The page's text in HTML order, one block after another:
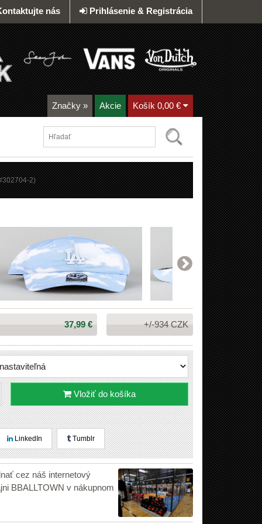
Prihlásenie & Registrácia
nás
Značky » Akcie Košík 0,00 €
302704-2)
Cena:
37,99 € +/-934 CZK
Vložiť do košíka
LinkedIn Tumblr
cez náš internetový
BBALLTOWN v nákupnom